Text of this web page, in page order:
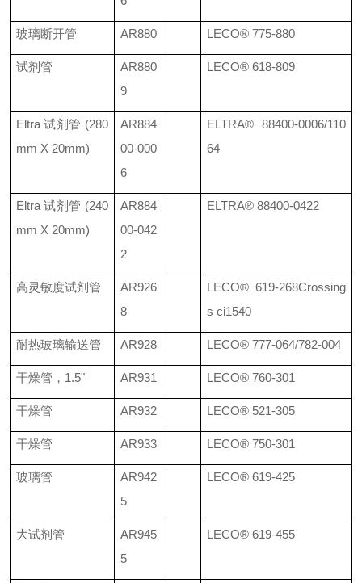
玻璃断开管 AR880 LECO® 775-880
试剂管
AR880
9
LECO® 618-809
Eltra试剂管 (280
mm X 20mm)
AR884
00-000
6
ELTRA® 88400-0006/110
64
Eltra试剂管 (240
mm X 20mm)
AR884
00-042
2
ELTRA® 88400-0422
高灵敏度试剂管
AR926
8
LECO® 619-268Crossing
s ci1540
耐热玻璃输送管 AR928 LECO® 777-064/782-004
干燥管， 1.5" AR931 LECO® 760-301
干燥管 AR932 LECO® 521-305
干燥管 AR933 LECO® 750-301
玻璃管
AR942
5
LECO® 619-425
大试剂管
AR945
5
LECO® 619-455